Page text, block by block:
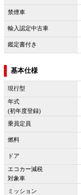
禁煙車
輸入認定中古車
鑑定書付き
基本仕様
現行型
年式
(初年度登録)
乗員定員
燃料
ドア
エコカー減税
対象車
ミッション